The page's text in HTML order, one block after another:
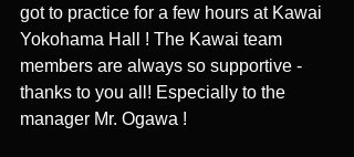
got to practice for a few hours at Kawai
Yokohama Hall ! The Kawai team
members are always so supportive -
thanks to you all! Especially to the
manager Mr. Ogawa !